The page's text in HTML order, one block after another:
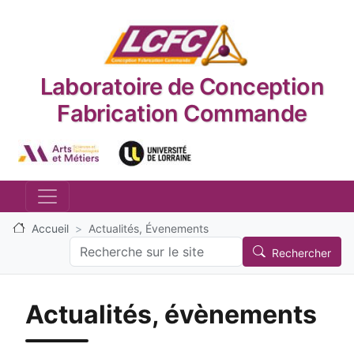
Laboratoire de Conception
Fabrication Commande
Logo_image Logo_image
Accueil Actualités, Évenements
Search Rechercher
Actualités, évènements